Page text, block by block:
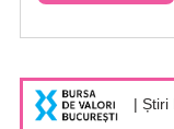
| Știri